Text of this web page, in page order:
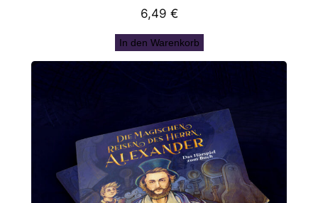
6,49 €
In den Warenkorb